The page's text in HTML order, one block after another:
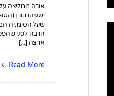
אורה ממליצה
ישעיהו קורן
שעל הסימניה
הרבה לפני
ארצה [...]
Read More